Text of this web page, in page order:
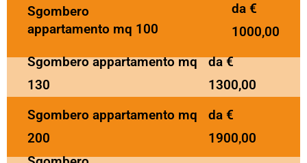
Sgombero
appartamento mq 100
da €
1000,00
Sgombero appartamento mq
130
da €
1300,00
Sgombero appartamento mq
200
da €
1900,00